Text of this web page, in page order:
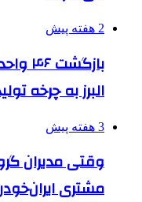
2 هفته پیش
البرز به چرخه
3 هفته پیش
وقتی مدیران
مشتری